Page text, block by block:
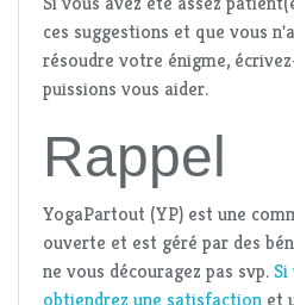
ces suggestions et que vous
résoudre votre énigme,
puissions vous aider.
Rappel
YogaPartout (YP) est une
ouverte et est géré par des
ne vous découragez pas svp.
obtiendrez une satisfaction et